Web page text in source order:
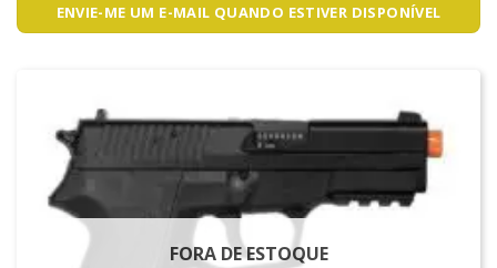
ENVIE-ME UM E-MAIL QUANDO ESTIVER DISPONÍVEL
FORA DE ESTOQUE